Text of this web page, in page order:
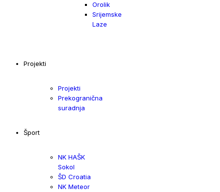
Orolik
Srijemske
Laze
Projekti
Projekti
Prekogranična
suradnja
Šport
NK HAŠK
Sokol
ŠD Croatia
NK Meteor